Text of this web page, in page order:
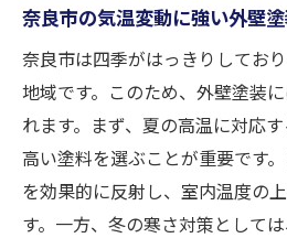
ス法
奈良市の外壁塗装に
奈良市の外壁塗装で住まい
と知識
建物の寿命を延ばす外
奈良市の気温変動に強い外壁
奈良市は四季がはっきりしてお
地域です。このため、外壁塗装
れます。まず、夏の高温に対応
高い塗料を選ぶことが重要です
を効果的に反射し、室内温度の
す。一方、冬の寒さ対策として